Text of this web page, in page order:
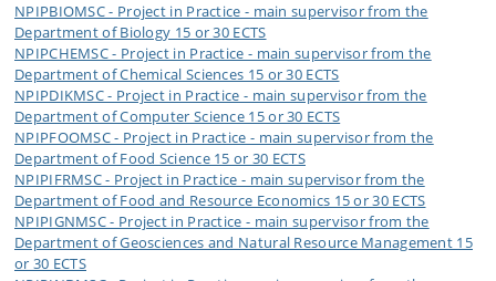
NPIPBIOMSC - Project in Practice - main supervisor from the
Department of Biology 15 or 30 ECTS
NPIPCHEMSC - Project in Practice - main supervisor from the
Department of Chemical Sciences 15 or 30 ECTS
NPIPDIKMSC - Project in Practice - main supervisor from the
Department of Computer Science 15 or 30 ECTS
NPIPFOOMSC - Project in Practice - main supervisor from the
Department of Food Science 15 or 30 ECTS
NPIPIFRMSC - Project in Practice - main supervisor from the
Department of Food and Resource Economics 15 or 30 ECTS
NPIPIGNMSC - Project in Practice - main supervisor from the
Department of Geosciences and Natural Resource Management 15
or 30 ECTS